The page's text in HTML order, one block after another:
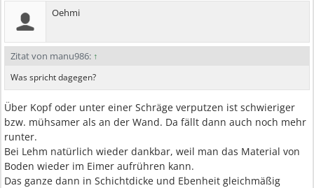
Oehmi
Zitat von manu986: ↑
Was spricht dagegen?
Über Kopf oder unter einer Schräge verputzen ist schwieriger
bzw. mühsamer als an der Wand. Da fällt dann auch noch mehr
runter.
Bei Lehm natürlich wieder dankbar, weil man das Material von
Boden wieder im Eimer aufrühren kann.
Das ganze dann in Schichtdicke und Ebenheit gleichmäßig